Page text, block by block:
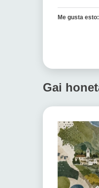
Me gusta esto:
Gai